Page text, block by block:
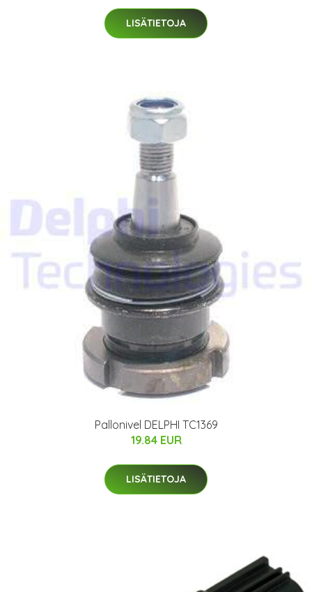
LISÄTIETOJA
Pallonivel DELPHI TC1369
19.84 EUR
LISÄTIETOJA